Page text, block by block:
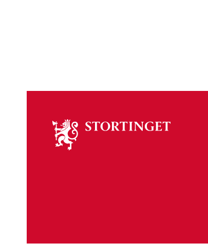
stortinget